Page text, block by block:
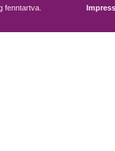
fenntartva.